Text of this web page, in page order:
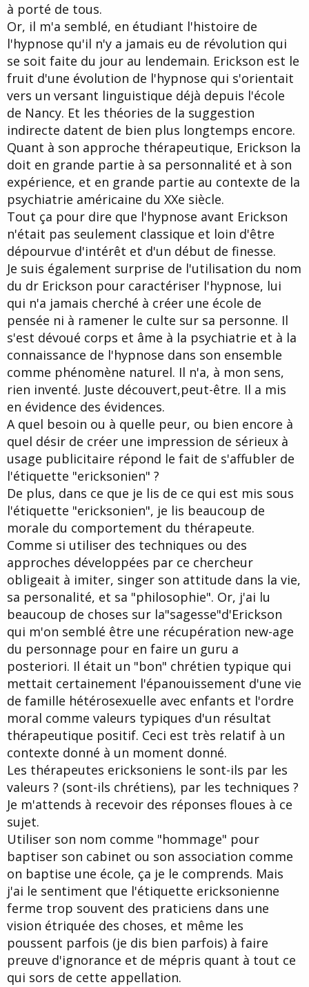
à porté de tous.
Or, il m'a semblé, en étudiant l'histoire de
l'hypnose qu'il n'y a jamais eu de révolution qui
se soit faite du jour au lendemain. Erickson est le
fruit d'une évolution de l'hypnose qui s'orientait
vers un versant linguistique déjà depuis l'école
de Nancy. Et les théories de la suggestion
indirecte datent de bien plus longtemps encore.
Quant à son approche thérapeutique, Erickson la
doit en grande partie à sa personnalité et à son
expérience, et en grande partie au contexte de la
psychiatrie américaine du XXe siècle.
Tout ça pour dire que l'hypnose avant Erickson
n'était pas seulement classique et loin d'être
dépourvue d'intérêt et d'un début de finesse.
Je suis également surprise de l'utilisation du nom
du dr Erickson pour caractériser l'hypnose, lui
qui n'a jamais cherché à créer une école de
pensée ni à ramener le culte sur sa personne. Il
s'est dévoué corps et âme à la psychiatrie et à la
connaissance de l'hypnose dans son ensemble
comme phénomène naturel. Il n'a, à mon sens,
rien inventé. Juste découvert,peut-être. Il a mis
en évidence des évidences.
A quel besoin ou à quelle peur, ou bien encore à
quel désir de créer une impression de sérieux à
usage publicitaire répond le fait de s'affubler de
l'étiquette "ericksonien" ?
De plus, dans ce que je lis de ce qui est mis sous
l'étiquette "ericksonien", je lis beaucoup de
morale du comportement du thérapeute.
Comme si utiliser des techniques ou des
approches développées par ce chercheur
obligeait à imiter, singer son attitude dans la vie,
sa personalité, et sa "philosophie". Or, j'ai lu
beaucoup de choses sur la"sagesse"d'Erickson
qui m'on semblé être une récupération new-age
du personnage pour en faire un guru a
posteriori. Il était un "bon" chrétien typique qui
mettait certainement l'épanouissement d'une vie
de famille hétérosexuelle avec enfants et l'ordre
moral comme valeurs typiques d'un résultat
thérapeutique positif. Ceci est très relatif à un
contexte donné à un moment donné.
Les thérapeutes ericksoniens le sont-ils par les
valeurs ? (sont-ils chrétiens), par les techniques ?
Je m'attends à recevoir des réponses floues à ce
sujet.
Utiliser son nom comme "hommage" pour
baptiser son cabinet ou son association comme
on baptise une école, ça je le comprends. Mais
j'ai le sentiment que l'étiquette ericksonienne
ferme trop souvent des praticiens dans une
vision étriquée des choses, et même les
poussent parfois (je dis bien parfois) à faire
preuve d'ignorance et de mépris quant à tout ce
qui sors de cette appellation.